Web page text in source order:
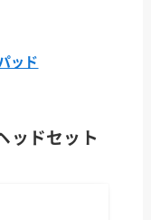
ッド
ッドセット